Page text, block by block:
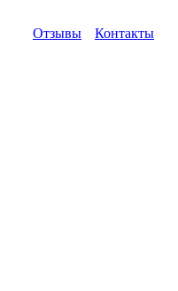
Отзывы Контакты